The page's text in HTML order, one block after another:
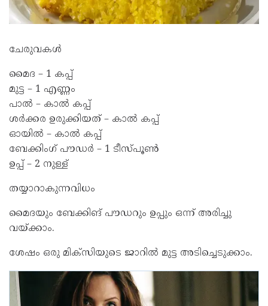
ചേരുവകൾ
മൈദ – 1 കപ്പ്
മുട്ട – 1 എണ്ണം
പാൽ – കാൽ കപ്പ്
ശർക്കര ഉരുക്കിയത് – കാൽ കപ്പ്
ഓയിൽ – കാൽ കപ്പ്
ബേക്കിംഗ് പൗഡർ – 1 ടീസ്പൂൺ
ഉപ്പ് – 2 നുള്ള്
തയ്യാറാകുന്നവിധം
മൈദയും ബേക്കിങ് പൗഡറും ഉപ്പും ഒന്ന് അരിച്ചു
വയ്ക്കാം.
ശേഷം ഒരു മിക്‌സിയുടെ ജാറിൽ മുട്ട അടിച്ചെടുക്കാം.